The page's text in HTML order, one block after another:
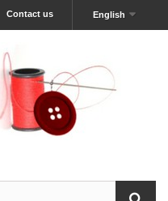
English
Contact us